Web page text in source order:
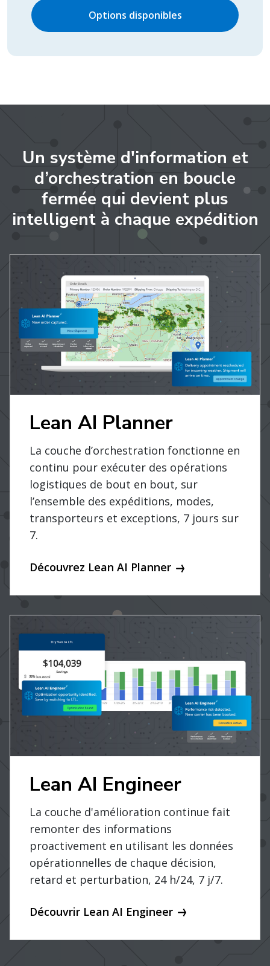
Options disponibles
Un système d'information et
d’orchestration en boucle
fermée qui devient plus
intelligent à chaque expédition
Lean AI Planner
La couche d’orchestration fonctionne en
continu pour exécuter des opérations
logistiques de bout en bout, sur
l’ensemble des expéditions, modes,
transporteurs et exceptions, 7 jours sur
7.
Découvrez Lean AI Planner
Lean AI Engineer
La couche d'amélioration continue fait
remonter des informations
proactivement en utilisant les données
opérationnelles de chaque décision,
retard et perturbation, 24 h/24, 7 j/7.
Découvrir Lean AI Engineer